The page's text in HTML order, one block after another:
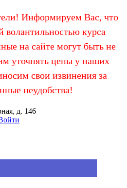
Информируем Вас, что
волантильностью курса
на сайте могут быть не
уточнять цены у наших
свои извинения за
неудобства!
д. 146